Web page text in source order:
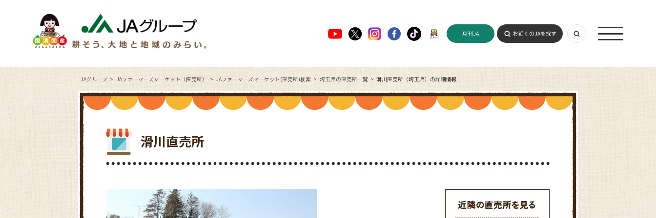
月刊JA お近くのJAを探す
JAグループ JAファーマーズマーケット（直売所） JAファーマーズマーケット(直売所)検索 埼玉県の直売所一覧 滑川直売所（埼玉県）の詳細情報
滑川直売所